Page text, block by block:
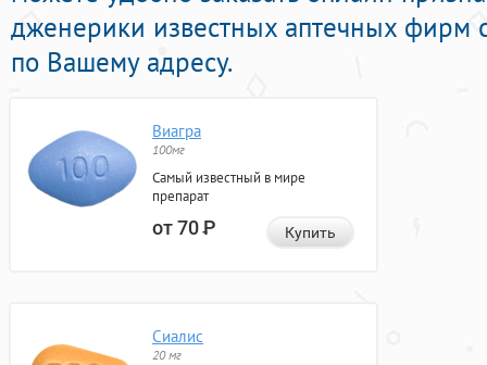
дженерики известных аптечных фирм
по Вашему адресу.
Виагра
100мг
Самый известный в мире
препарат
от 70Р Купить
Сиалис
20 мг